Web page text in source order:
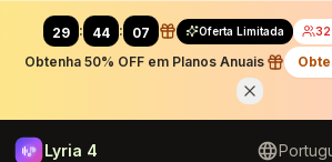
29 : 42 : 11 Oferta Limitada 32
Obtenha 50% OFF em Planos Anuais
Lyria 4